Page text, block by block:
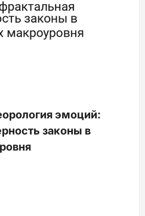
эмоций:
законы в